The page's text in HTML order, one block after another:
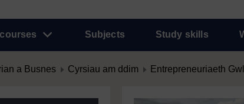
Subjects Study skills
a Busnes Cyrsiau am ddim Entrepreneuriaeth